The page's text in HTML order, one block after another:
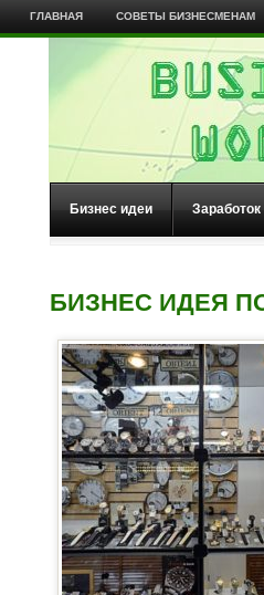
ГЛАВНАЯ СОВЕТЫ БИЗНЕСМЕНАМ
Бизнес идеи
БИЗНЕС ИДЕЯ